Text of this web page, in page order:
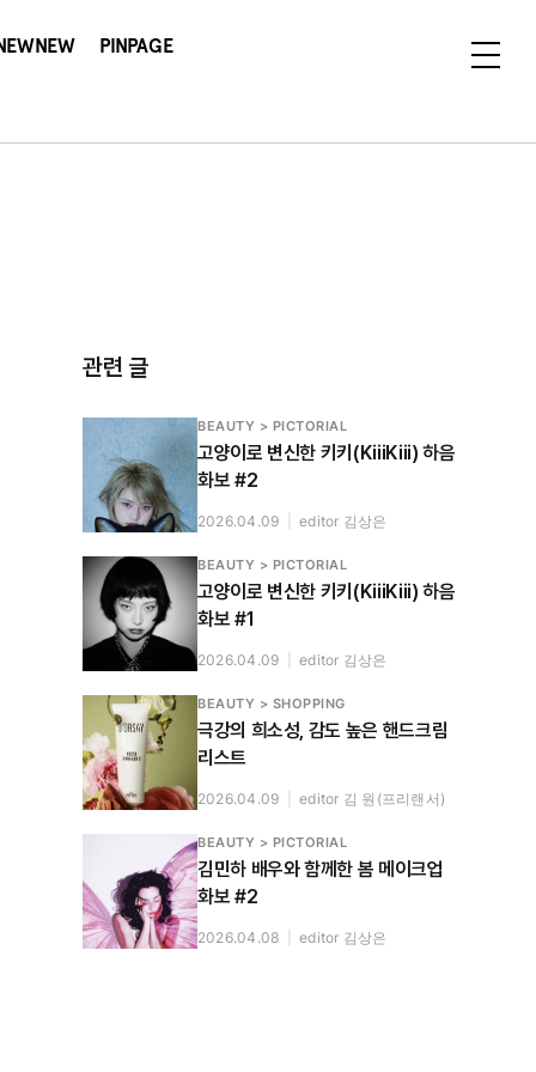
PINPAGE
관련 글
BEAUTY > PICTORIAL
고양이로 변신한 키키(KiiiKiii) 하음
화보 #2
2026.04.09 editor 김상은
BEAUTY > PICTORIAL
고양이로 변신한 키키(KiiiKiii) 하음
화보 #1
2026.04.09 editor 김상은
BEAUTY > SHOPPING
극강의 희소성, 감도 높은 핸드크림
리스트
2026.04.09 editor 김 원(프리랜서)
BEAUTY > PICTORIAL
김민하 배우와 함께한 봄 메이크업
화보 #2
2026.04.08 editor 김상은